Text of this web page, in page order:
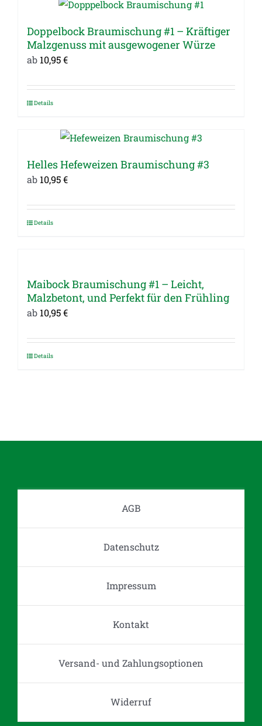
Doppelbock Braumischung #1 – Kräftiger
Malzgenuss mit ausgewogener Würze
ab 10,95€
Dieses
Varianten
Die
Optionen
Produktseite
gewählt
werden
Details
Helles Hefeweizen Braumischung #3
ab 10,95€
Dieses
Varianten
auf.
Optionen
können
werden
Details
Maibock Braumischung #1 – Leicht,
Malzbetont, und Perfekt für den Frühling
ab 10,95€
Dieses
auf.
können
Details
AGB
Datenschutz
Impressum
Kontakt
Versand- und Zahlungsoptionen
Widerruf